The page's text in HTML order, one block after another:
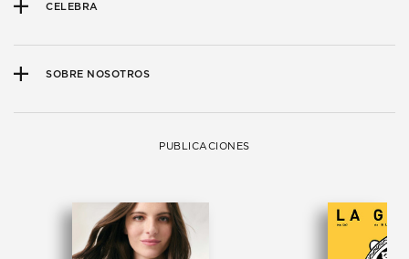
CELEBRA
SOBRE NOSOTROS
PUBLICACIONES